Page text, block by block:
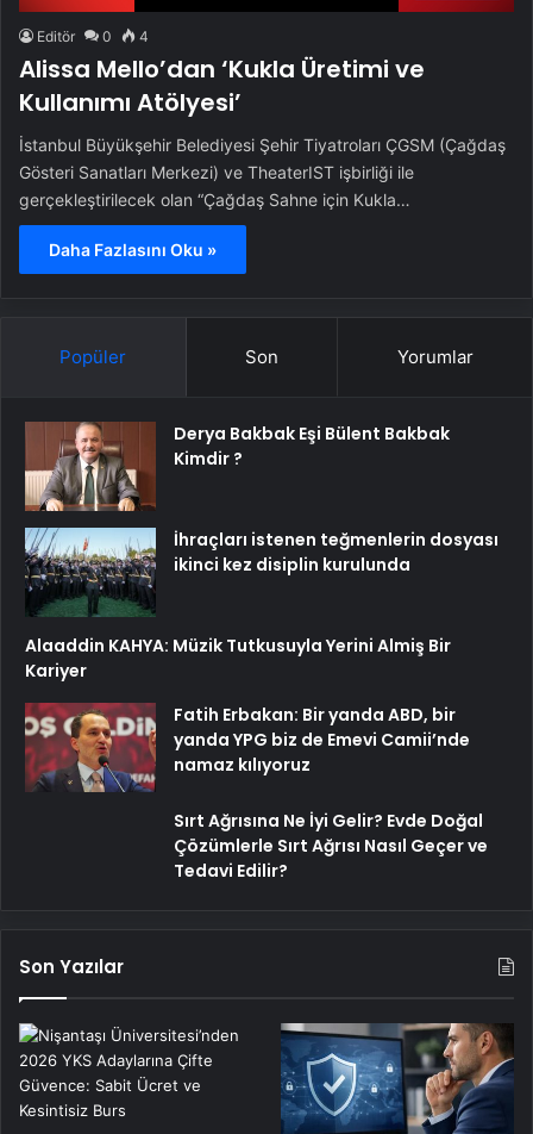
Editör 0 4
Alissa Mello’dan ‘Kukla Üretimi ve
Kullanımı Atölyesi’
İstanbul Büyükşehir Belediyesi Şehir Tiyatroları ÇGSM (Çağdaş
Gösteri Sanatları Merkezi) ve TheaterIST işbirliği ile
gerçekleştirilecek olan “Çağdaş Sahne için Kukla…
Daha Fazlasını Oku »
Popüler Son Yorumlar
Derya Bakbak Eşi Bülent Bakbak
Kimdir ?
İhraçları istenen teğmenlerin dosyası
ikinci kez disiplin kurulunda
Alaaddin KAHYA: Müzik Tutkusuyla Yerini Almiş Bir
Kariyer
Fatih Erbakan: Bir yanda ABD, bir
yanda YPG biz de Emevi Camii’nde
namaz kılıyoruz
Sırt Ağrısına Ne İyi Gelir? Evde Doğal
Çözümlerle Sırt Ağrısı Nasıl Geçer ve
Tedavi Edilir?
Son Yazılar